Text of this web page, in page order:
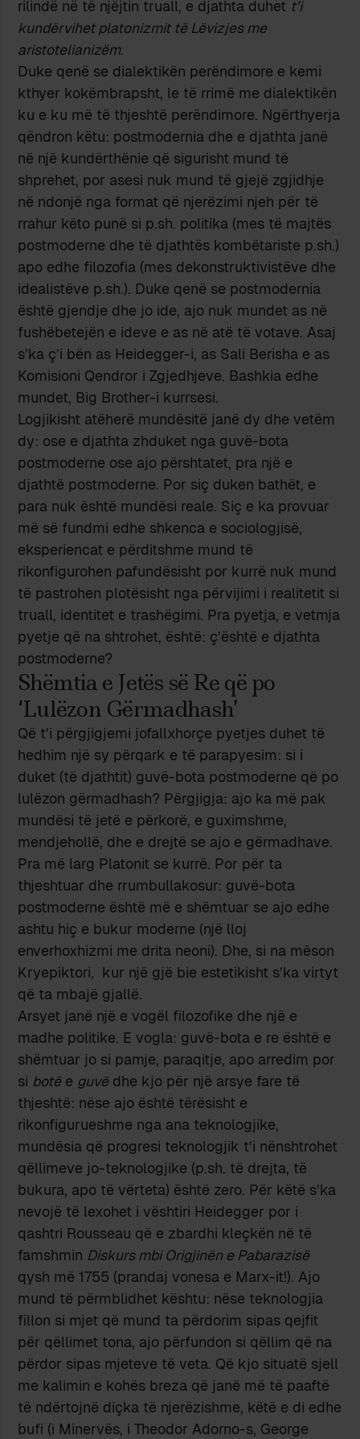
rilindë në të njëjtin truall, e djathta duhet t’i
kundërvihet platonizmit të Lëvizjes me
aristotelianizëm.
Duke qenë se dialektikën perëndimore e kemi
kthyer kokëmbrapsht, le të rrimë me dialektikën
ku e ku më të thjeshtë perëndimore. Ngërthyerja
qëndron këtu: postmodernia dhe e djathta janë
në një kundërthënie që sigurisht mund të
shprehet, por asesi nuk mund të gjejë zgjidhje
në ndonjë nga format që njerëzimi njeh për të
rrahur këto punë si p.sh. politika (mes të majtës
postmoderne dhe të djathtës kombëtariste p.sh.)
apo edhe filozofia (mes dekonstruktivistëve dhe
idealistëve p.sh.). Duke qenë se postmodernia
është gjendje dhe jo ide, ajo nuk mundet as në
fushëbetejën e ideve e as në atë të votave. Asaj
s’ka ç’i bën as Heidegger-i, as Sali Berisha e as
Komisioni Qendror i Zgjedhjeve. Bashkia edhe
mundet, Big Brother-i kurrsesi.
Logjikisht atëherë mundësitë janë dy dhe vetëm
dy: ose e djathta zhduket nga guvë-bota
postmoderne ose ajo përshtatet, pra një e
djathtë postmoderne. Por siç duken bathët, e
para nuk është mundësi reale. Siç e ka provuar
më së fundmi edhe shkenca e sociologjisë,
eksperiencat e përditshme mund të
rikonfigurohen pafundësisht por kurrë nuk mund
të pastrohen plotësisht nga përvijimi i realitetit si
truall, identitet e trashëgimi. Pra pyetja, e vetmja
pyetje që na shtrohet, është: ç’është e djathta
postmoderne?
Shëmtia e Jetës së Re që po
‘Lulëzon Gërmadhash’
Që t’i përgjigjemi jofallxhorçe pyetjes duhet të
hedhim një sy përqark e të parapyesim: si i
duket (të djathtit) guvë-bota postmoderne që po
lulëzon gërmadhash? Përgjigja: ajo ka më pak
mundësi të jetë e përkorë, e guximshme,
mendjehollë, dhe e drejtë se ajo e gërmadhave.
Pra më larg Platonit se kurrë. Por për ta
thjeshtuar dhe rrumbullakosur: guvë-bota
postmoderne është më e shëmtuar se ajo edhe
ashtu hiç e bukur moderne (një lloj
enverhoxhizmi me drita neoni). Dhe, si na mëson
Kryepiktori, kur një gjë bie estetikisht s’ka virtyt
që ta mbajë gjallë.
Arsyet janë një e vogël filozofike dhe një e
madhe politike. E vogla: guvë-bota e re është e
shëmtuar jo si pamje, paraqitje, apo arredim por
si botë e guvë dhe kjo për një arsye fare të
thjeshtë: nëse ajo është tërësisht e
rikonfigurueshme nga ana teknologjike,
mundësia që progresi teknologjik t’i nënshtrohet
qëllimeve jo-teknologjike (p.sh. të drejta, të
bukura, apo të vërteta) është zero. Për këtë s’ka
nevojë të lexohet i vështiri Heidegger por i
qashtri Rousseau që e zbardhi kleçkën në të
famshmin Diskurs mbi Origjinën e Pabarazisë
qysh më 1755 (prandaj vonesa e Marx-it!). Ajo
mund të përmblidhet kështu: nëse teknologjia
fillon si mjet që mund ta përdorim sipas qejfit
për qëllimet tona, ajo përfundon si qëllim që na
përdor sipas mjeteve të veta. Që kjo situatë sjell
me kalimin e kohës breza që janë më të paaftë
të ndërtojnë diçka të njerëzishme, këtë e di edhe
bufi (i Minervës, i Theodor Adorno-s, George